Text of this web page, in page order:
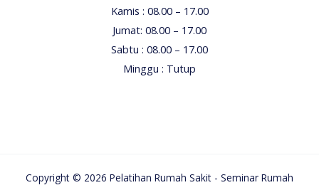
Kamis : 08.00 – 17.00
Jumat: 08.00 – 17.00
Sabtu : 08.00 – 17.00
Minggu : Tutup
Copyright © 2026 Pelatihan Rumah Sakit - Seminar Rumah